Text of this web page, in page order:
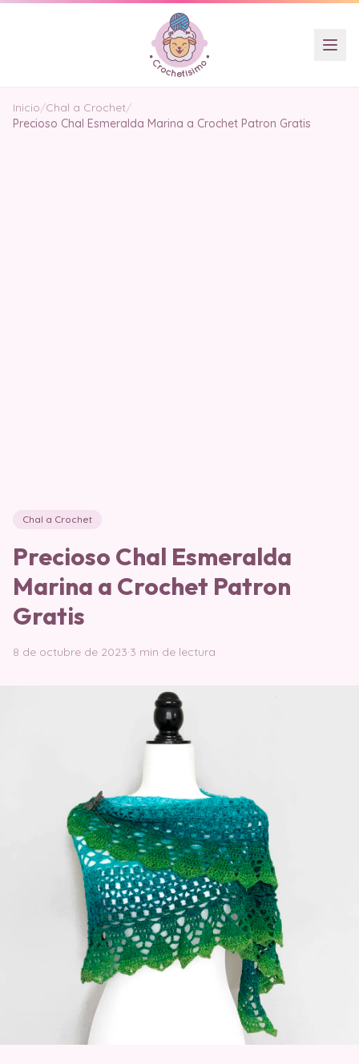
Inicio/Chal a Crochet/
Precioso Chal Esmeralda Marina a Crochet Patron Gratis
Chal a Crochet
Precioso Chal Esmeralda
Marina a Crochet Patron
Gratis
8 de octubre de 2023·3 min de lectura